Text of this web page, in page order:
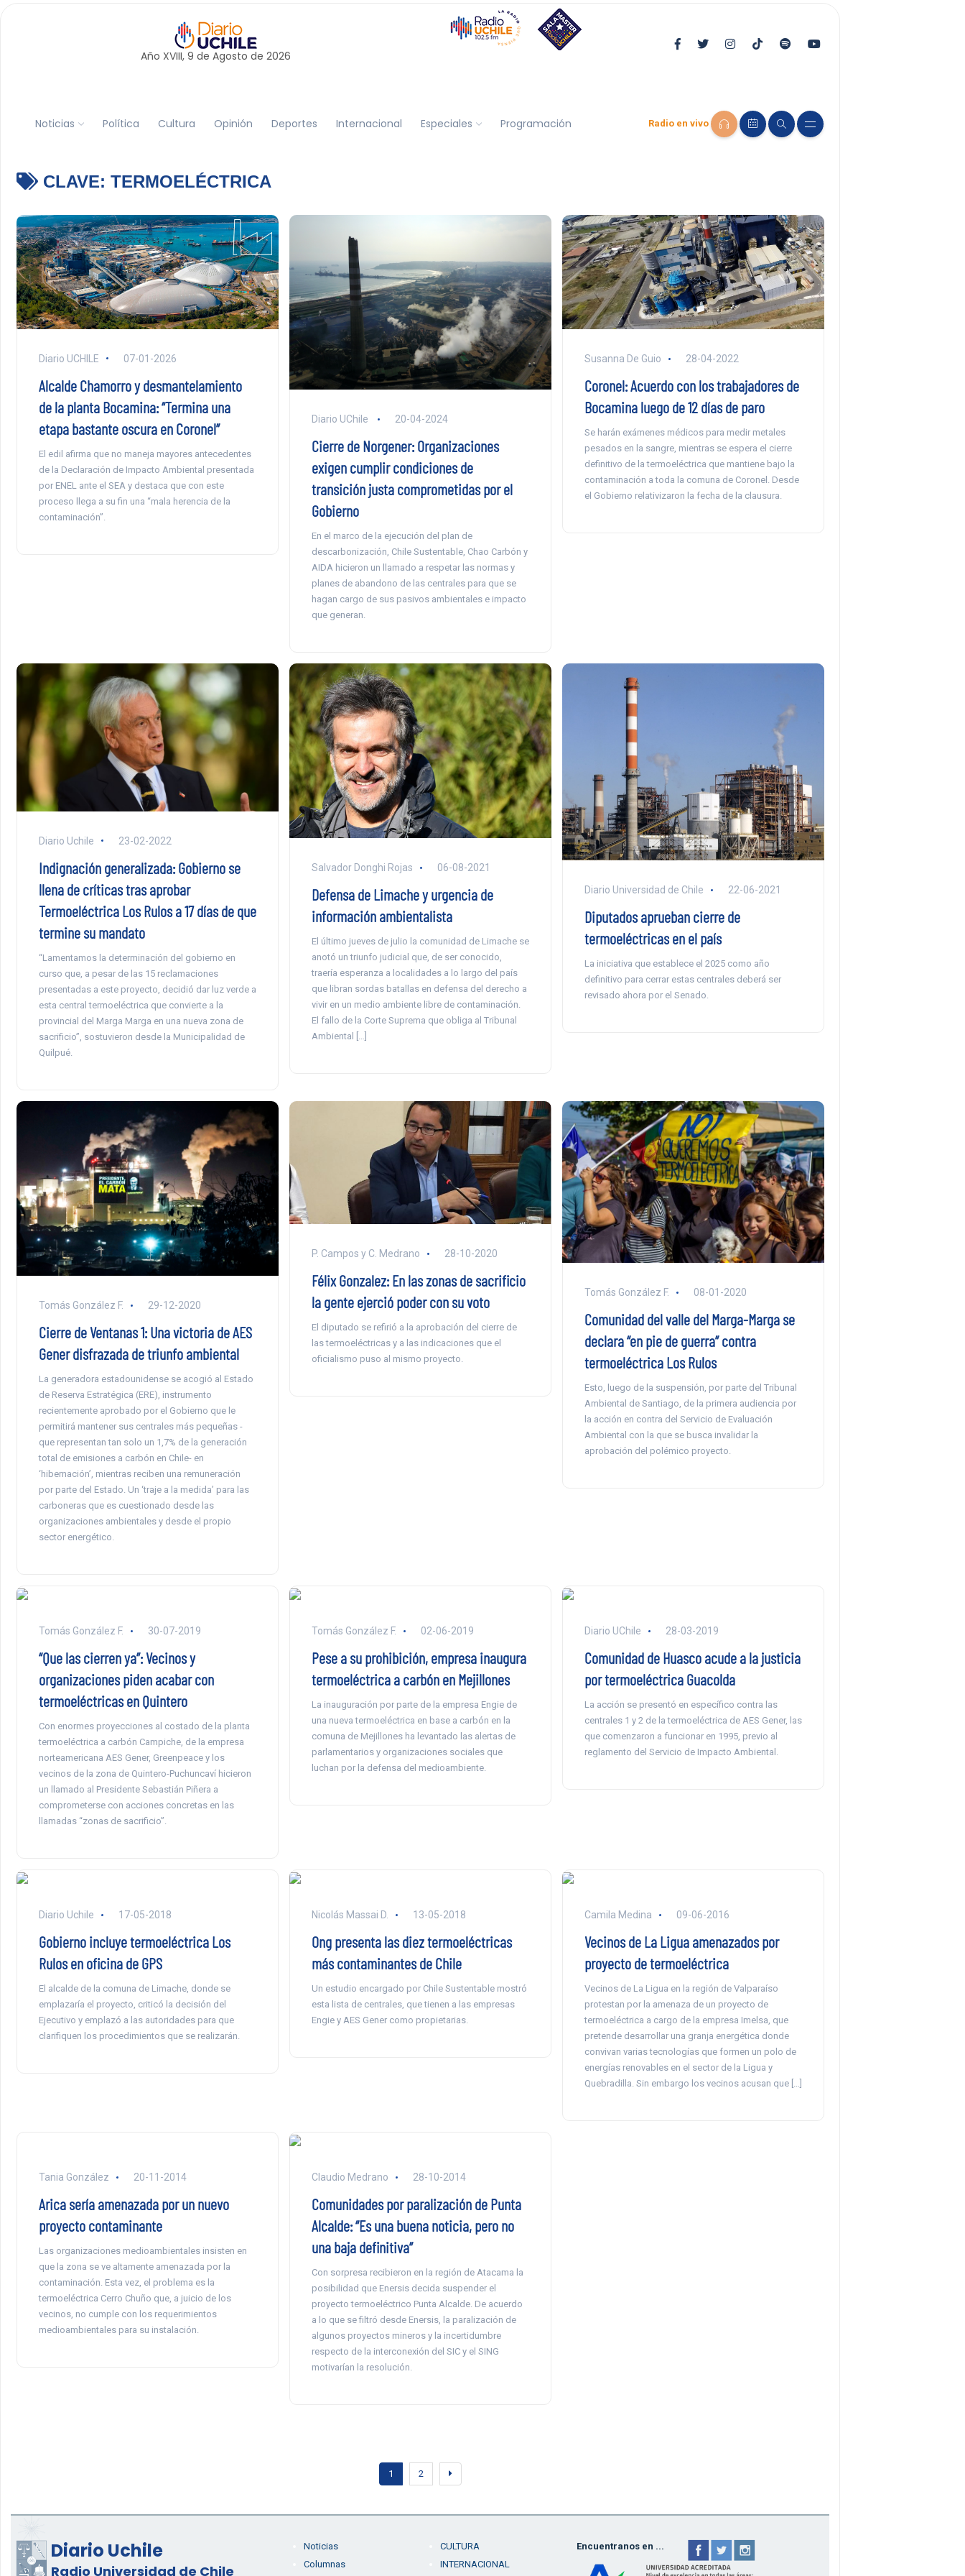
Año XVIII, 9 de Agosto de 2026
Noticias Política Cultura Opinión Deportes Internacional Especiales Programación Radio en vivo
CLAVE: TERMOELÉCTRICA
Diario UCHILE 07-01-2026
Alcalde Chamorro y desmantelamiento
de la planta Bocamina: “Termina una
etapa bastante oscura en Coronel”
El edil afirma que no maneja mayores antecedentes
de la Declaración de Impacto Ambiental presentada
por ENEL ante el SEA y destaca que con este
proceso llega a su fin una “mala herencia de la
contaminación”.
Diario UChile 20-04-2024
Cierre de Norgener: Organizaciones
exigen cumplir condiciones de
transición justa comprometidas por el
Gobierno
En el marco de la ejecución del plan de
descarbonización, Chile Sustentable, Chao Carbón y
AIDA hicieron un llamado a respetar las normas y
planes de abandono de las centrales para que se
hagan cargo de sus pasivos ambientales e impacto
que generan.
Susanna De Guio 28-04-2022
Coronel: Acuerdo con los trabajadores de
Bocamina luego de 12 días de paro
Se harán exámenes médicos para medir metales
pesados en la sangre, mientras se espera el cierre
definitivo de la termoeléctrica que mantiene bajo la
contaminación a toda la comuna de Coronel. Desde
el Gobierno relativizaron la fecha de la clausura.
Diario Uchile 23-02-2022
Indignación generalizada: Gobierno se
llena de críticas tras aprobar
Termoeléctrica Los Rulos a 17 días de que
termine su mandato
“Lamentamos la determinación del gobierno en
curso que, a pesar de las 15 reclamaciones
presentadas a este proyecto, decidió dar luz verde a
esta central termoeléctrica que convierte a la
provincial del Marga Marga en una nueva zona de
sacrificio”, sostuvieron desde la Municipalidad de
Quilpué.
Salvador Donghi Rojas 06-08-2021
Defensa de Limache y urgencia de
información ambientalista
El último jueves de julio la comunidad de Limache se
anotó un triunfo judicial que, de ser conocido,
traería esperanza a localidades a lo largo del país
que libran sordas batallas en defensa del derecho a
vivir en un medio ambiente libre de contaminación.
El fallo de la Corte Suprema que obliga al Tribunal
Ambiental […]
Diario Universidad de Chile 22-06-2021
Diputados aprueban cierre de
termoeléctricas en el país
La iniciativa que establece el 2025 como año
definitivo para cerrar estas centrales deberá ser
revisado ahora por el Senado.
Tomás González F. 29-12-2020
Cierre de Ventanas 1: Una victoria de AES
Gener disfrazada de triunfo ambiental
La generadora estadounidense se acogió al Estado
de Reserva Estratégica (ERE), instrumento
recientemente aprobado por el Gobierno que le
permitirá mantener sus centrales más pequeñas -
que representan tan solo un 1,7% de la generación
total de emisiones a carbón en Chile- en
‘hibernación’, mientras reciben una remuneración
por parte del Estado. Un ‘traje a la medida’ para las
carboneras que es cuestionado desde las
organizaciones ambientales y desde el propio
sector energético.
P. Campos y C. Medrano 28-10-2020
Félix Gonzalez: En las zonas de sacrificio
la gente ejerció poder con su voto
El diputado se refirió a la aprobación del cierre de
las termoeléctricas y a las indicaciones que el
oficialismo puso al mismo proyecto.
Tomás González F. 08-01-2020
Comunidad del valle del Marga-Marga se
declara “en pie de guerra” contra
termoeléctrica Los Rulos
Esto, luego de la suspensión, por parte del Tribunal
Ambiental de Santiago, de la primera audiencia por
la acción en contra del Servicio de Evaluación
Ambiental con la que se busca invalidar la
aprobación del polémico proyecto.
Tomás González F. 30-07-2019
“Que las cierren ya”: Vecinos y
organizaciones piden acabar con
termoeléctricas en Quintero
Con enormes proyecciones al costado de la planta
termoeléctrica a carbón Campiche, de la empresa
norteamericana AES Gener, Greenpeace y los
vecinos de la zona de Quintero-Puchuncaví hicieron
un llamado al Presidente Sebastián Piñera a
comprometerse con acciones concretas en las
llamadas “zonas de sacrificio”.
Tomás González F. 02-06-2019
Pese a su prohibición, empresa inaugura
termoeléctrica a carbón en Mejillones
La inauguración por parte de la empresa Engie de
una nueva termoeléctrica en base a carbón en la
comuna de Mejillones ha levantado las alertas de
parlamentarios y organizaciones sociales que
luchan por la defensa del medioambiente.
Diario UChile 28-03-2019
Comunidad de Huasco acude a la justicia
por termoeléctrica Guacolda
La acción se presentó en específico contra las
centrales 1 y 2 de la termoeléctrica de AES Gener, las
que comenzaron a funcionar en 1995, previo al
reglamento del Servicio de Impacto Ambiental.
Diario Uchile 17-05-2018
Gobierno incluye termoeléctrica Los
Rulos en oficina de GPS
El alcalde de la comuna de Limache, donde se
emplazaría el proyecto, criticó la decisión del
Ejecutivo y emplazó a las autoridades para que
clarifiquen los procedimientos que se realizarán.
Nicolás Massai D. 13-05-2018
Ong presenta las diez termoeléctricas
más contaminantes de Chile
Un estudio encargado por Chile Sustentable mostró
esta lista de centrales, que tienen a las empresas
Engie y AES Gener como propietarias.
Camila Medina 09-06-2016
Vecinos de La Ligua amenazados por
proyecto de termoeléctrica
Vecinos de La Ligua en la región de Valparaíso
protestan por la amenaza de un proyecto de
termoeléctrica a cargo de la empresa Imelsa, que
pretende desarrollar una granja energética donde
convivan varias tecnologías que formen un polo de
energías renovables en el sector de la Ligua y
Quebradilla. Sin embargo los vecinos acusan que […]
Tania González 20-11-2014
Arica sería amenazada por un nuevo
proyecto contaminante
Las organizaciones medioambientales insisten en
que la zona se ve altamente amenazada por la
contaminación. Esta vez, el problema es la
termoeléctrica Cerro Chuño que, a juicio de los
vecinos, no cumple con los requerimientos
medioambientales para su instalación.
Claudio Medrano 28-10-2014
Comunidades por paralización de Punta
Alcalde: “Es una buena noticia, pero no
una baja definitiva”
Con sorpresa recibieron en la región de Atacama la
posibilidad que Enersis decida suspender el
proyecto termoeléctrico Punta Alcalde. De acuerdo
a lo que se filtró desde Enersis, la paralización de
algunos proyectos mineros y la incertidumbre
respecto de la interconexión del SIC y el SING
motivarían la resolución.
1 2
Diario Uchile
Radio Universidad de Chile
Noticias
Columnas
CULTURA
INTERNACIONAL
Encuentranos en ...